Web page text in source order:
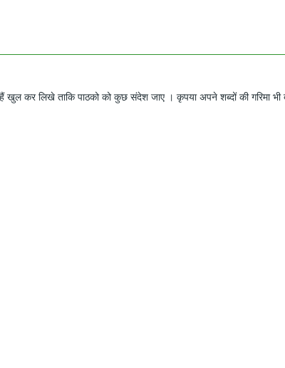
खुल कर लिखे ताकि पाठको को कुछ संदेश जाए । कृपया अपने शब्दों की गरिमा भी